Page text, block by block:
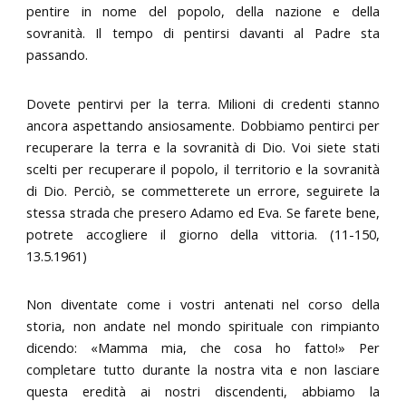
pentire in nome del popolo, della nazione e della
sovranità. Il tempo di pentirsi davanti al Padre sta
passando.
Dovete pentirvi per la terra. Milioni di credenti stanno
ancora aspettando ansiosamente. Dobbiamo pentirci per
recuperare la terra e la sovranità di Dio. Voi siete stati
scelti per recuperare il popolo, il territorio e la sovranità
di Dio. Perciò, se commetterete un errore, seguirete la
stessa strada che presero Adamo ed Eva. Se farete bene,
potrete accogliere il giorno della vittoria. (11-150,
13.5.1961)
Non diventate come i vostri antenati nel corso della
storia, non andate nel mondo spirituale con rimpianto
dicendo: «Mamma mia, che cosa ho fatto!» Per
completare tutto durante la nostra vita e non lasciare
questa eredità ai nostri discendenti, abbiamo la